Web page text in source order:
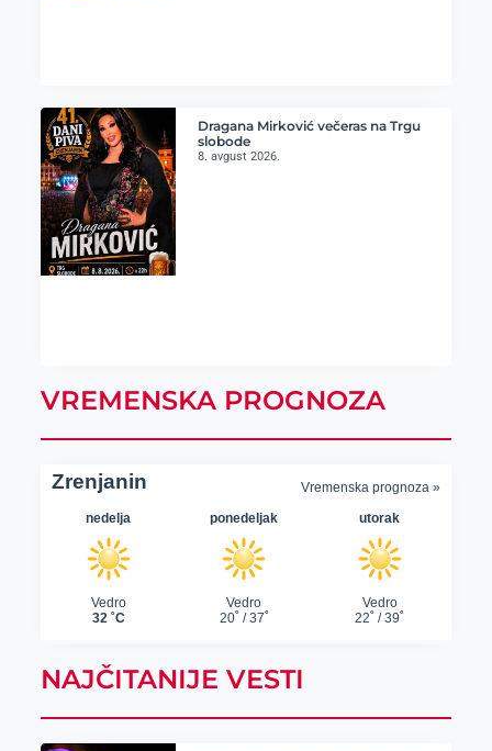
Dragana Mirković večeras na Trgu
slobode
8. avgust 2026.
VREMENSKA PROGNOZA
NAJČITANIJE VESTI